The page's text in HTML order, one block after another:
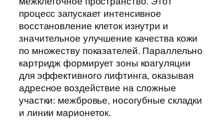
процесс запускает интенсивное
восстановление клеток изнутри и
значительное улучшение качества кожи
по множеству показателей. Параллельно
картридж формирует зоны коагуляции
для эффективного лифтинга, оказывая
адресное воздействие на сложные
участки: межбровье, носогубные складки
и линии марионеток.